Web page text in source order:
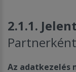
2.1.1.
Partnerként
Az adatkezelés